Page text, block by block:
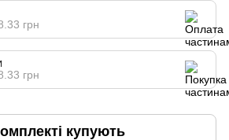
грн
грн
купують